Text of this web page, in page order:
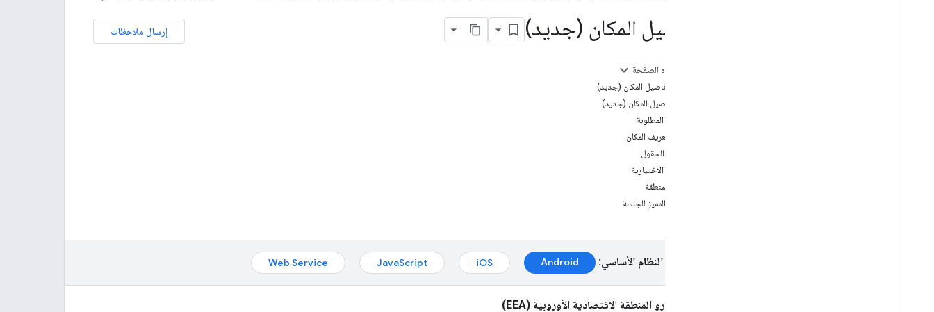
إرسال ملاحظات تفاصيل المكان (جديد)
على هذه الصفحة
طلبات تفاصيل المكان (جديد)
ردود تفاصيل المكان (جديد)
المعلمات المطلوبة
رقم تعريف المكان
قائمة الحقول
المعلمات الاختيارية
رمز المنطقة
الرمز المميز للجلسة
اختيار النظام الأساسي: Android
iOS
JavaScript
Web Service
مطوّرو المنطقة الاقتصادية الأوروبية (EEA)